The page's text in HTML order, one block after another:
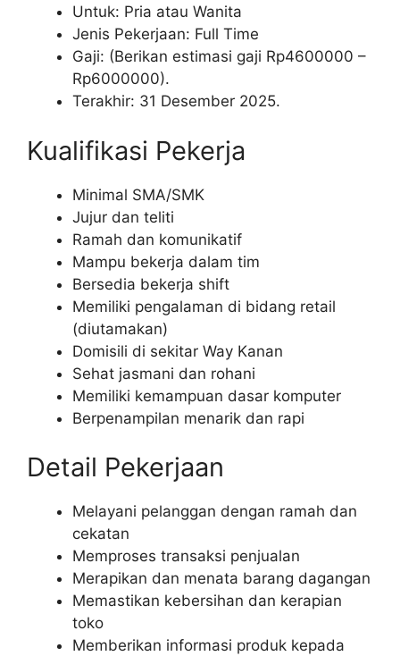
Untuk: Pria atau Wanita
Jenis Pekerjaan: Full Time
Gaji: (Berikan estimasi gaji Rp4600000 –
Rp6000000).
Terakhir: 31 Desember 2025.
Kualifikasi Pekerja
Minimal SMA/SMK
Jujur dan teliti
Ramah dan komunikatif
Mampu bekerja dalam tim
Bersedia bekerja shift
Memiliki pengalaman di bidang retail
(diutamakan)
Domisili di sekitar Way Kanan
Sehat jasmani dan rohani
Memiliki kemampuan dasar komputer
Berpenampilan menarik dan rapi
Detail Pekerjaan
Melayani pelanggan dengan ramah dan
cekatan
Memproses transaksi penjualan
Merapikan dan menata barang dagangan
Memastikan kebersihan dan kerapian
toko
Memberikan informasi produk kepada